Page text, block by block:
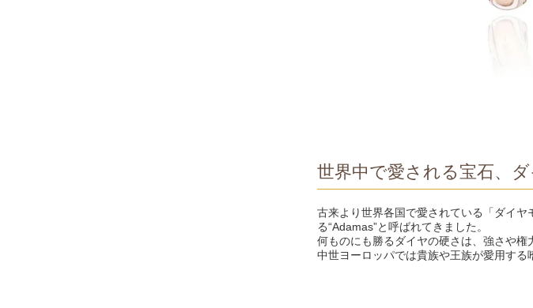
世界中で愛される宝石、
古来より世界各国で愛されている「ダイヤ
る“Adamas”と呼ばれてきました。
何ものにも勝るダイヤの硬さは、強さや権
中世ヨーロッパでは貴族や王族が愛用する